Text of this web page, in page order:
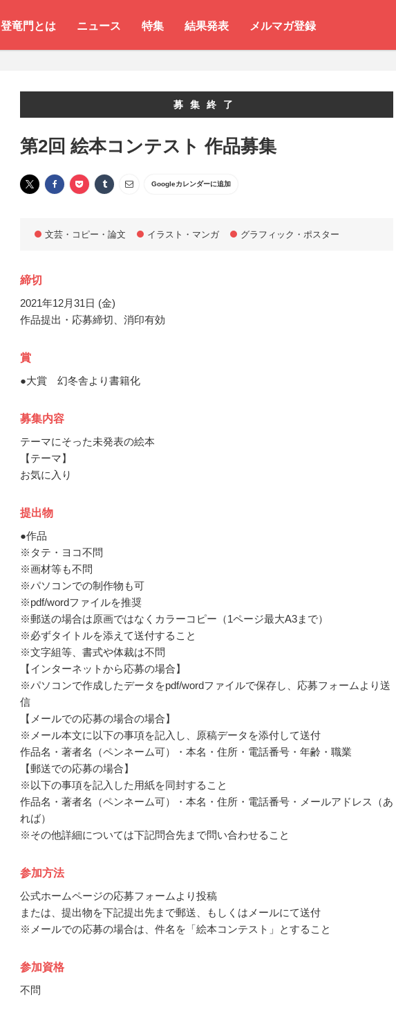
登竜門とは ニュース 特集 結果発表 メルマガ登録
募集終了
第2回 絵本コンテスト 作品募集
Googleカレンダーに追加
文芸・コピー・論文 イラスト・マンガ グラフィック・ポスター
締切
2021年12月31日 (金)
作品提出・応募締切、消印有効
賞
●大賞 幻冬舎より書籍化
募集内容
テーマにそった未発表の絵本
【テーマ】
お気に入り
提出物
●作品
※タテ・ヨコ不問
※画材等も不問
※パソコンでの制作物も可
※pdf/wordファイルを推奨
※郵送の場合は原画ではなくカラーコピー（1ページ最大A3まで）
※必ずタイトルを添えて送付すること
※文字組等、書式や体裁は不問
【インターネットから応募の場合】
※パソコンで作成したデータをpdf/wordファイルで保存し、応募フォームより送
信
【メールでの応募の場合の場合】
※メール本文に以下の事項を記入し、原稿データを添付して送付
作品名・著者名（ペンネーム可）・本名・住所・電話番号・年齢・職業
【郵送での応募の場合】
※以下の事項を記入した用紙を同封すること
作品名・著者名（ペンネーム可）・本名・住所・電話番号・メールアドレス（あ
れば）
※その他詳細については下記問合先まで問い合わせること
参加方法
公式ホームページの応募フォームより投稿
または、提出物を下記提出先まで郵送、もしくはメールにて送付
※メールでの応募の場合は、件名を「絵本コンテスト」とすること
参加資格
不問